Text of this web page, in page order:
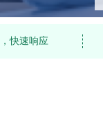
快速响应